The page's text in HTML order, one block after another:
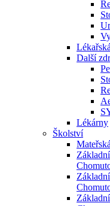
Další
Lékárny
Školství